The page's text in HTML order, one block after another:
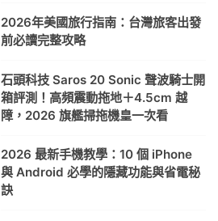
2026年美國旅行指南：台灣旅客出發
前必讀完整攻略
石頭科技 Saros 20 Sonic 聲波騎士開
箱評測！高頻震動拖地＋4.5cm 越
障，2026 旗艦掃拖機皇一次看
2026 最新手機教學：10 個 iPhone
與 Android 必學的隱藏功能與省電秘
訣